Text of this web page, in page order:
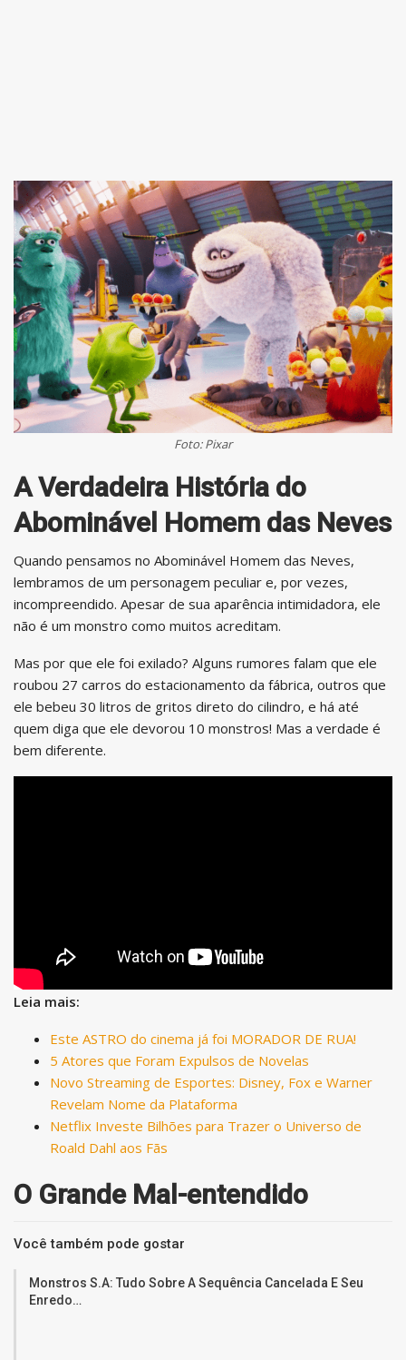
Foto: Pixar
A Verdadeira História do
Abominável Homem das Neves
Quando pensamos no Abominável Homem das Neves,
lembramos de um personagem peculiar e, por vezes,
incompreendido. Apesar de sua aparência intimidadora, ele
não é um monstro como muitos acreditam.
Mas por que ele foi exilado? Alguns rumores falam que ele
roubou 27 carros do estacionamento da fábrica, outros que
ele bebeu 30 litros de gritos direto do cilindro, e há até
quem diga que ele devorou 10 monstros! Mas a verdade é
bem diferente.
Leia mais:
Este ASTRO do cinema já foi MORADOR DE RUA!
5 Atores que Foram Expulsos de Novelas
Novo Streaming de Esportes: Disney, Fox e Warner
Revelam Nome da Plataforma
Netflix Investe Bilhões para Trazer o Universo de
Roald Dahl aos Fãs
O Grande Mal-entendido
Você também pode gostar
Monstros S.A: Tudo Sobre A Sequência Cancelada E Seu
Enredo…